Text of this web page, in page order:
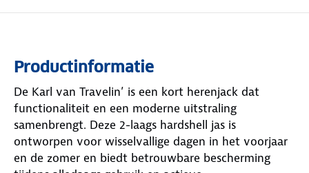
Productinformatie
De Karl van Travelin’ is een kort herenjack dat
functionaliteit en een moderne uitstraling
samenbrengt. Deze 2-laags hardshell jas is
ontworpen voor wisselvallige dagen in het voorjaar
en de zomer en biedt betrouwbare bescherming